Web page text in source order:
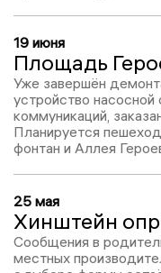
19 июня
Уже завершён
устройство насосной
коммуникаций,
Планируется
фонтан и Аллея
25 мая
Сообщения в
местных